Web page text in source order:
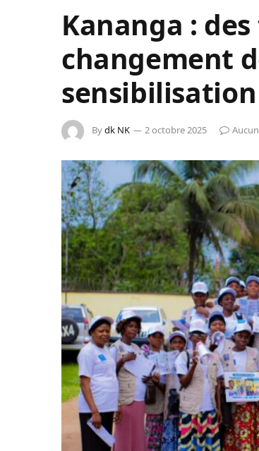
Kananga :
changement
sensibilisation
Bydk NK 2 octobre 2025